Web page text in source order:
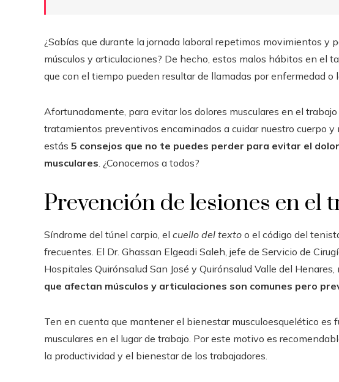
¿Sabías que durante la jornada laboral repetimos movimientos y
músculos y articulaciones? De hecho, estos malos hábitos en el
que con el tiempo pueden resultar de llamadas por enfermedad o
Afortunadamente, para evitar los dolores musculares en el
tratamientos preventivos encaminados a cuidar nuestro cuerpo y
estás 5 consejos que no te puedes perder para evitar el
musculares. ¿Conocemos a todos?
Prevención de lesiones en el
Síndrome del túnel carpio, el cuello del texto o el código del
frecuentes. El Dr. Ghassan Elgeadi Saleh, jefe de Servicio de
Hospitales Quirónsalud San José y Quirónsalud Valle del Henares,
que afectan músculos y articulaciones son comunes pero
Ten en cuenta que mantener el bienestar musculoesquelético
musculares en el lugar de trabajo. Por este motivo es
la productividad y el bienestar de los trabajadores.